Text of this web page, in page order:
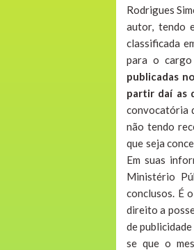
Rodrigues
autor, tendo
classificada
para o cargo
publicadas
partir daí as
convocatória
não tendo
que seja
Em suas
Ministério
conclusos. É
direito a
de
se que o